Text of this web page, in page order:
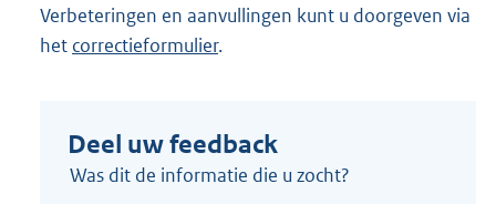
Verbeteringen en aanvullingen kunt u doorgeven via
het correctieformulier.
Deel uw feedback
Was dit de informatie die u zocht?